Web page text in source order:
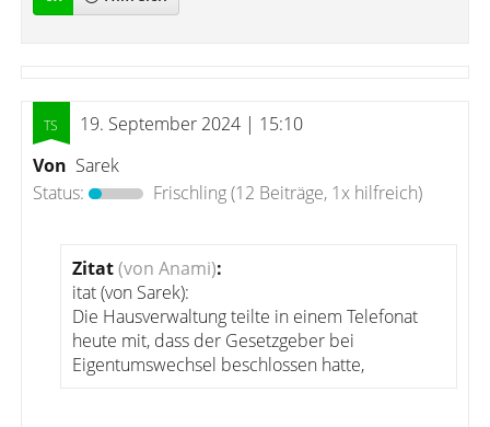
19. September 2024 | 15:10
Von Sarek
Status:
Frischling(12 Beiträge, 1x hilfreich)
Zitat(von Anami):
itat (von Sarek):
Die Hausverwaltung teilte in einem Telefonat
heute mit, dass der Gesetzgeber bei
Eigentumswechsel beschlossen hatte,